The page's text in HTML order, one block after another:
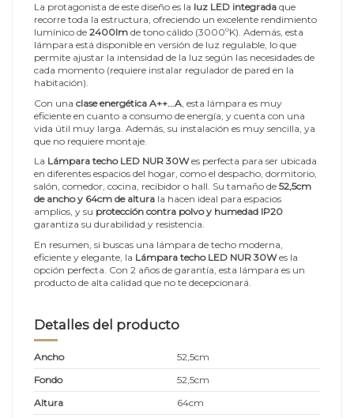
La protagonista de este diseño es la luz LED integrada que
recorre toda la estructura, ofreciendo un excelente rendimiento
lumínico de 2400lm de tono cálido (3000ºK). Además, esta
lámpara está disponible en versión de luz regulable, lo que
permite ajustar la intensidad de la luz según las necesidades de
cada momento (requiere instalar regulador de pared en la
habitación).
Con una clase energética A++...A , esta lámpara es muy
eficiente en cuanto a consumo de energía, y cuenta con una
vida útil muy larga. Además, su instalación es muy sencilla, ya
que no requiere montaje.
La Lámpara techo LED NUR 30Wes perfecta para ser ubicada
en diferentes espacios del hogar, como el despacho, dormitorio,
salón, comedor, cocina, recibidor o hall. Su tamaño de 52,5cm
de ancho y 64cm de altura la hacen ideal para espacios
amplios, y su protección contra polvo y humedad IP20
garantiza su durabilidad y resistencia.
En resumen, si buscas una lámpara de techo moderna,
eficiente y elegante, la Lámpara techo LED NUR 30Wes la
opción perfecta. Con 2 años de garantía, esta lámpara es un
producto de alta calidad que no te decepcionará.
Detalles del producto
Ancho
52,5cm
Fondo
52,5cm
Altura
64cm